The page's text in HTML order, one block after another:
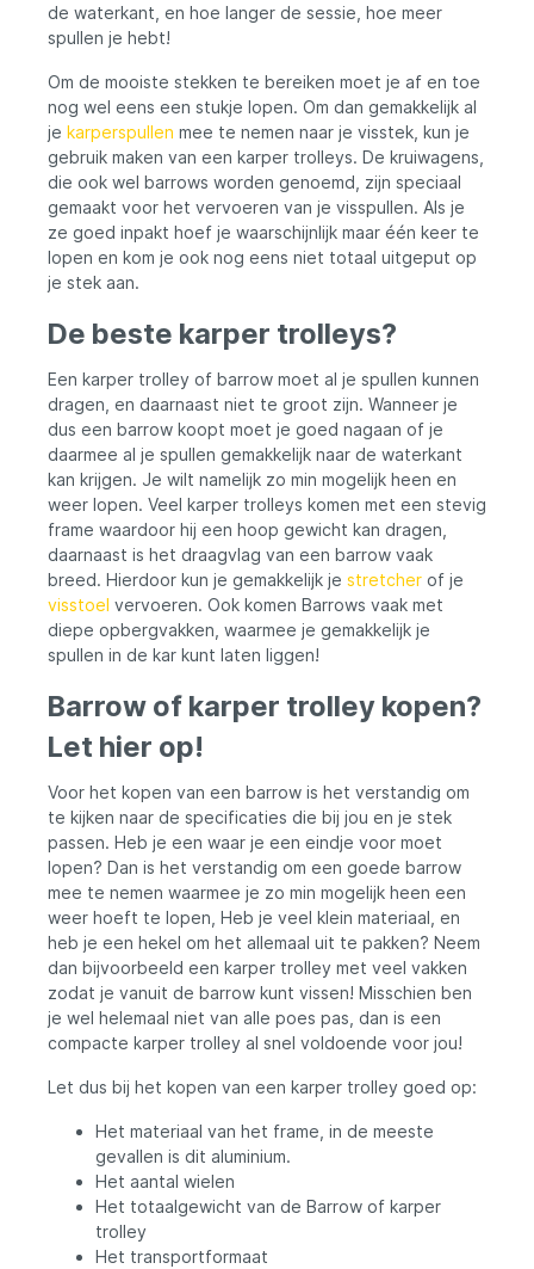
voor ultieme duurzaamheid, nooit meer
lekke bandenGroot wiel van 36cm x 8cm
grote opbergtas van 600Dn voor veilig
transport van je spullenEenvoudige
montage en demontage voor optimaal
gebruiksgemakCompact design voor
gemakkelijk vervoer en opslagVerstelbaar
aan de voorzijde voor aanpassingen naar
wensTwee handige steunen om stabiliteit
te waarborgenVoorsteun met knik voor het
vervoeren van lange materialen zoals
hengel foedralen.Afm. frame 55cm breed x
voor gemak, duurzaamheid en
gebruiksgemak met de Eurocatch Barrow
de waterkant, en hoe langer de sessie, hoe meer
spullen je hebt!
Om de mooiste stekken te bereiken moet je af en toe
nog wel eens een stukje lopen. Om dan gemakkelijk al
je karperspullen mee te nemen naar je visstek, kun je
gebruik maken van een karper trolleys. De kruiwagens,
die ook wel barrows worden genoemd, zijn speciaal
gemaakt voor het vervoeren van je visspullen. Als je
ze goed inpakt hoef je waarschijnlijk maar één keer te
lopen en kom je ook nog eens niet totaal uitgeput op
je stek aan.
De beste karper trolleys?
Een karper trolley of barrow moet al je spullen kunnen
dragen, en daarnaast niet te groot zijn. Wanneer je
dus een barrow koopt moet je goed nagaan of je
daarmee al je spullen gemakkelijk naar de waterkant
kan krijgen. Je wilt namelijk zo min mogelijk heen en
weer lopen. Veel karper trolleys komen met een stevig
frame waardoor hij een hoop gewicht kan dragen,
daarnaast is het draagvlag van een barrow vaak
breed. Hierdoor kun je gemakkelijk je stretcher of je
visstoel vervoeren. Ook komen Barrows vaak met
diepe opbergvakken, waarmee je gemakkelijk je
spullen in de kar kunt laten liggen!
Barrow of karper trolley kopen?
Let hier op!
Voor het kopen van een barrow is het verstandig om
te kijken naar de specificaties die bij jou en je stek
passen. Heb je een waar je een eindje voor moet
lopen? Dan is het verstandig om een goede barrow
mee te nemen waarmee je zo min mogelijk heen een
weer hoeft te lopen, Heb je veel klein materiaal, en
heb je een hekel om het allemaal uit te pakken? Neem
dan bijvoorbeeld een karper trolley met veel vakken
zodat je vanuit de barrow kunt vissen! Misschien ben
je wel helemaal niet van alle poes pas, dan is een
compacte karper trolley al snel voldoende voor jou!
Let dus bij het kopen van een karper trolley goed op:
Het materiaal van het frame, in de meeste
gevallen is dit aluminium.
Het aantal wielen
Het totaalgewicht van de Barrow of karper
trolley
Het transportformaat